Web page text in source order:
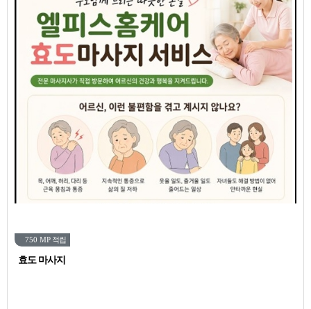
750 MP 적립
효도 마사지